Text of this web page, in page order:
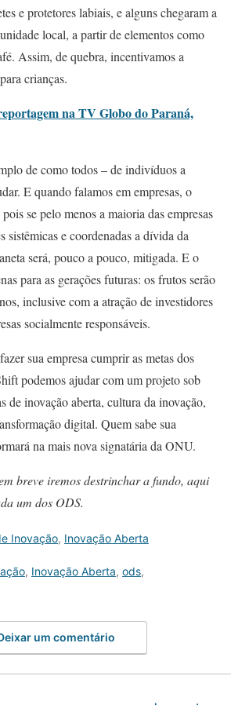
e protetores labiais, e alguns chegaram a
local, a partir de elementos como
Assim, de quebra, incentivamos a
crianças.
na TV Globo do Paraná,
de como todos – de indivíduos a
E quando falamos em empresas, o
se pelo menos a maioria das empresas
sistêmicas e coordenadas a dívida da
será, pouco a pouco, mitigada. E o
para as gerações futuras: os frutos serão
inclusive com a atração de investidores
socialmente responsáveis.
sua empresa cumprir as metas dos
podemos ajudar com um projeto sob
de inovação aberta, cultura da inovação,
digital. Quem sabe sua
na mais nova signatária da ONU.
breve iremos destrinchar a fundo, aqui
um dos ODS.
Inovação, Inovação Aberta
, Inovação Aberta, ods,
um comentário